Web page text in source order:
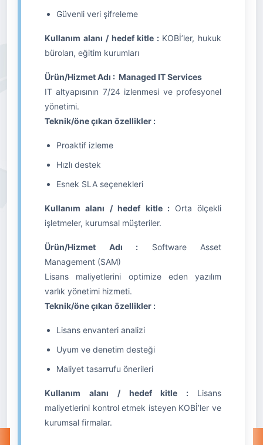
Güvenli veri şifreleme
Kullanım alanı / hedef kitle : KOBİ’ler, hukuk
büroları, eğitim kurumları
Ürün/Hizmet Adı : Managed IT Services
IT altyapısının 7/24 izlenmesi ve profesyonel
yönetimi.
Teknik/öne çıkan özellikler :
Proaktif izleme
Hızlı destek
Esnek SLA seçenekleri
Kullanım alanı / hedef kitle : Orta ölçekli
işletmeler, kurumsal müşteriler.
Ürün/Hizmet Adı : Software Asset
Management (SAM)
Lisans maliyetlerini optimize eden yazılım
varlık yönetimi hizmeti.
Teknik/öne çıkan özellikler :
Lisans envanteri analizi
Uyum ve denetim desteği
Maliyet tasarrufu önerileri
Kullanım alanı / hedef kitle : Lisans
maliyetlerini kontrol etmek isteyen KOBİ’ler ve
kurumsal firmalar.